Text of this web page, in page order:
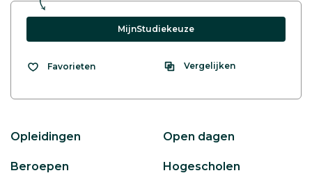
MijnStudiekeuze
Favorieten Vergelijken
Opleidingen Open dagen
Beroepen Hogescholen